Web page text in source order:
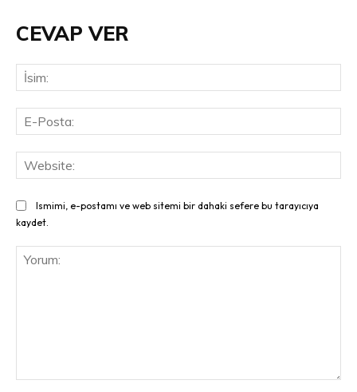
CEVAP VER
Ismimi, e-postamı ve web sitemi bir dahaki sefere bu tarayıcıya
kaydet.